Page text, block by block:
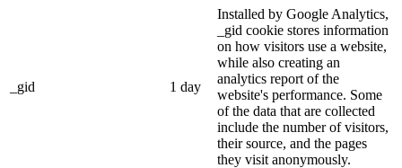
_gid 1 day
Installed by Google Analytics,
_gid cookie stores information
on how visitors use a website,
while also creating an
analytics report of the
website's performance. Some
of the data that are collected
include the number of visitors,
their source, and the pages
they visit anonymously.